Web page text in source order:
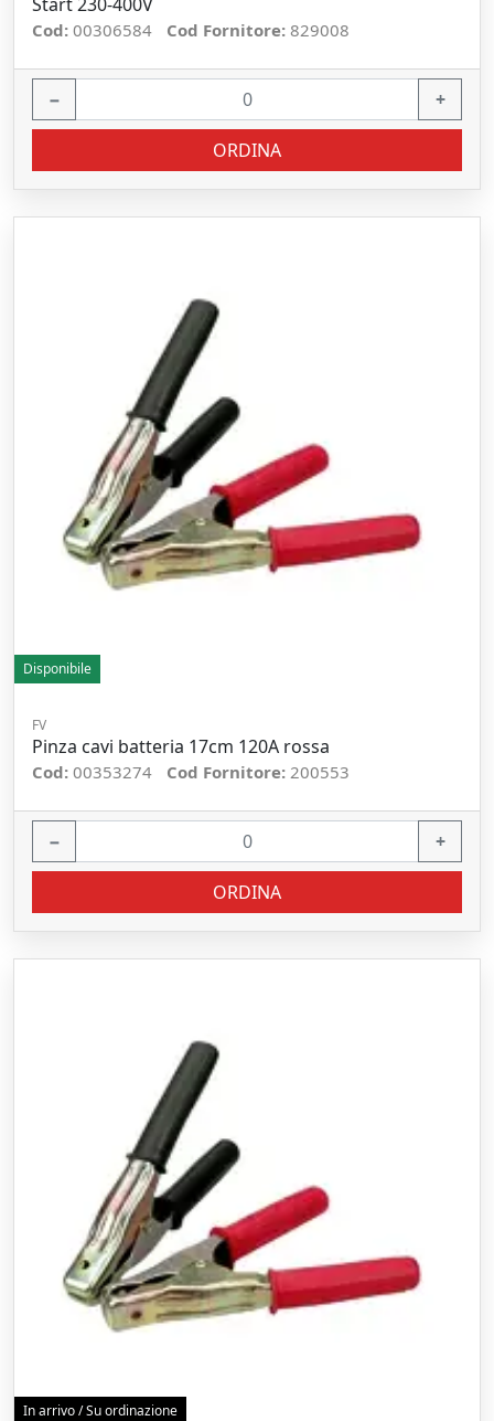
Cod: 00306584 Cod Fornitore: 829008
− +
ORDINA
Disponibile
FV
Pinza cavi batteria 17cm 120A rossa
Cod: 00353274 Cod Fornitore: 200553
− +
ORDINA
In arrivo / Su ordinazione